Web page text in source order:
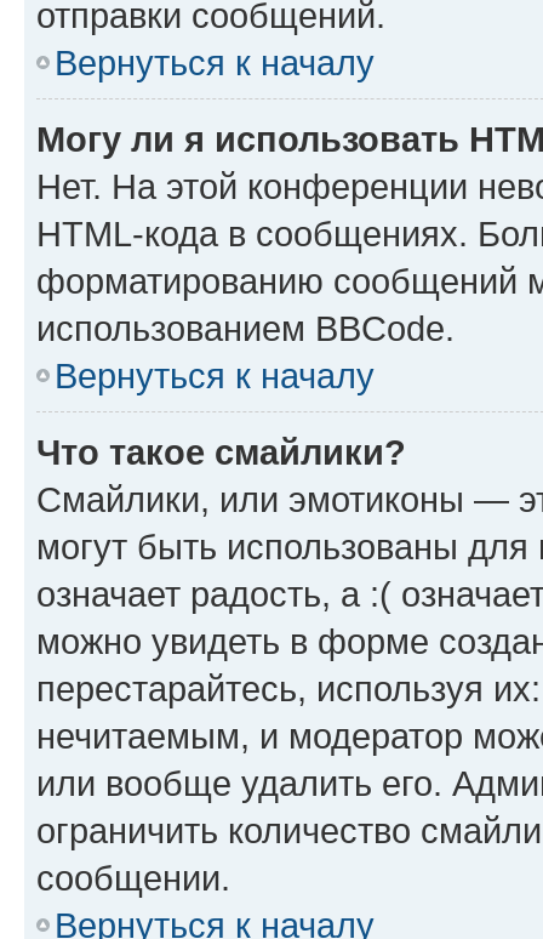
отправки сообщений.
Вернуться к началу
Могу ли я использовать
Нет. На этой конференции
HTML-кода в сообщениях.
форматированию сообщений
использованием BBCode.
Вернуться к началу
Что такое смайлики?
Смайлики, или эмотиконы —
могут быть использованы
означает радость, а :(
можно увидеть в форме
перестарайтесь, используя
нечитаемым, и модератор
или вообще удалить его.
ограничить количество
сообщении.
Вернуться к началу